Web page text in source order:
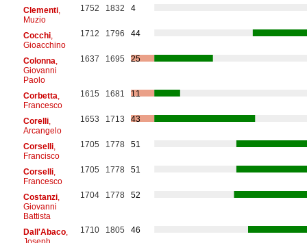
Clementi,
Muzio
1752 1832 4
Cocchi,
Gioacchino
1712 1796 44
Colonna
Giovanni
Paolo
1637 1695 25
Corbetta
Francesco
1615 1681 11
Corelli,
Arcangelo
1653 1713 43
Corselli,
Francisco
1705 1778 51
Corselli,
Francesco
1705 1778 51
Costanzi,
Giovanni
Battista
1704 1778 52
Dall'Abaco,
1710 1805 46